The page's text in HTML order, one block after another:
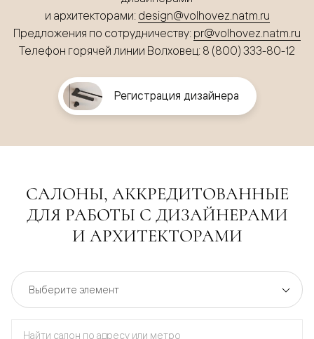
и архитекторами: design@volhovez.natm.ru
Предложения по сотрудничеству: pr@volhovez.natm.ru
Телефон горячей линии Волховец: 8 (800) 333-80-12
Регистрация дизайнера
САЛОНЫ, АККРЕДИТОВАННЫЕ
ДЛЯ РАБОТЫ С ДИЗАЙНЕРАМИ
И АРХИТЕКТОРАМИ